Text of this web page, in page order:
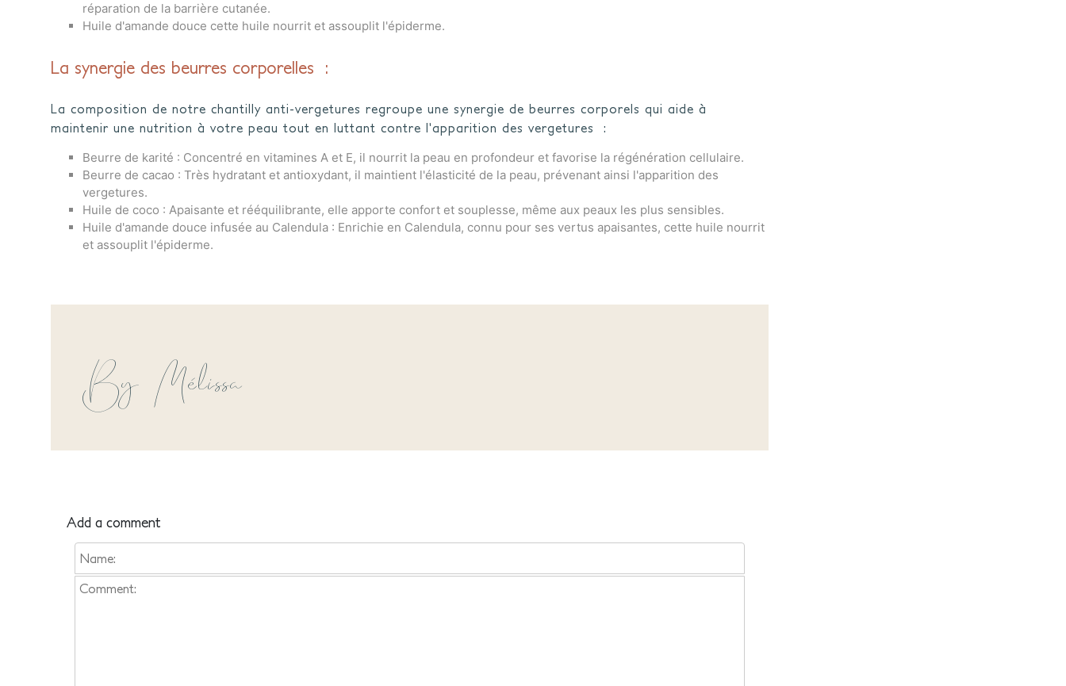
réparation de la barrière cutanée.
Huile d'amande douce cette huile nourrit et assouplit l'épiderme.
La synergie des beurres corporelles :
La composition de notre chantilly anti-vergetures regroupe une synergie de beurres corporels qui aide à
maintenir une nutrition à votre peau tout en luttant contre l'apparition des vergetures :
Beurre de karité : Concentré en vitamines A et E, il nourrit la peau en profondeur et favorise la régénération cellulaire.
Beurre de cacao : Très hydratant et antioxydant, il maintient l'élasticité de la peau, prévenant ainsi l'apparition des
vergetures.
Huile de coco : Apaisante et rééquilibrante, elle apporte confort et souplesse, même aux peaux les plus sensibles.
Huile d'amande douce infusée au Calendula : Enrichie en Calendula, connu pour ses vertus apaisantes, cette huile nourrit
et assouplit l'épiderme.
By Mélissa
Add a comment